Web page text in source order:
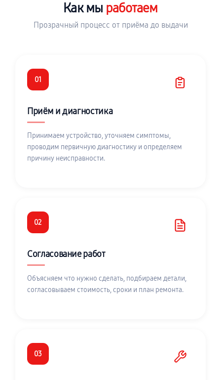
Как мы работаем
Прозрачный процесс от приёма до выдачи
01
Приём и диагностика
Принимаем устройство, уточняем симптомы,
проводим первичную диагностику и определяем
причину неисправности.
02
Согласование работ
Объясняем что нужно сделать, подбираем детали,
согласовываем стоимость, сроки и план ремонта.
03